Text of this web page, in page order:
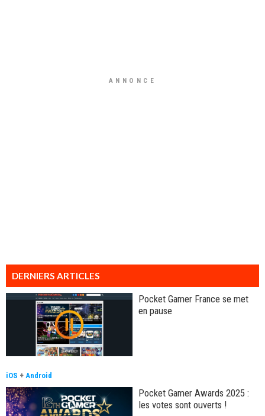
ANNONCE
DERNIERS ARTICLES
Pocket Gamer France se met
en pause
iOS + Android
Pocket Gamer Awards 2025 :
les votes sont ouverts !